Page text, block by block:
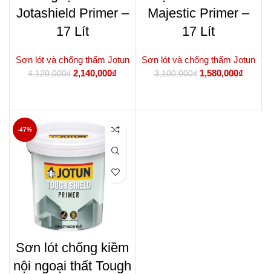
Jotashield Primer –
17 Lít
Sơn lót và chống thấm Jotun
4,120,000₫ Giá
2,140,000₫
Majestic Primer –
17 Lít
Sơn lót và chống thấm Jotun
3,100,000₫ Giá
1,580,000₫Giá
-47%
Sơn lót chống kiềm
nội ngoại thất Tough